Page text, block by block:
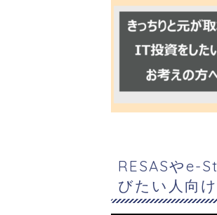
RESASやe-
びたい人向